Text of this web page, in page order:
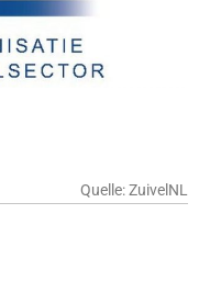
Quelle: ZuivelNL